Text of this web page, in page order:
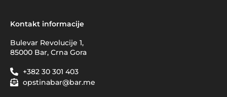
Kontakt informacije
Bulevar Revolucije 1,
85000 Bar, Crna Gora
+382 30 301 403
opstinabar@bar.me